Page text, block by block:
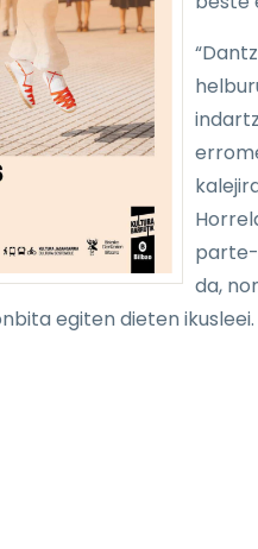
da,
egiten dieten ikusleei.